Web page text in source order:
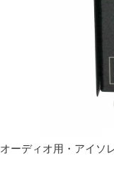
オーディオ用・アイソ